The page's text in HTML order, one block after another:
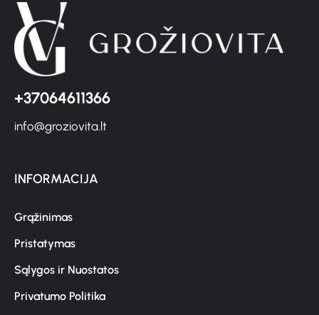
+37064611366
info@groziovita.lt
INFORMACIJA
Grąžinimas
Pristatymas
Sąlygos ir Nuostatos
Privatumo Politika